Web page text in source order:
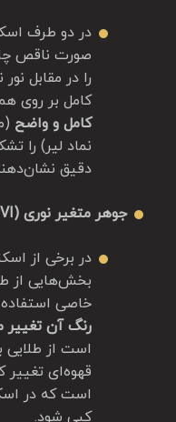
در دو طرف
صورت ناقص
را در مقابل
کامل بر روی
کامل و واضح
نماد لیر) را
دقیق
جوهر متغیر نوری (Optical Variable Ink – OVI):
در برخی از
بخش‌هایی از
خاصی استفاده
رنگ آن تغییر
است از طلایی
قهوه‌ای تغییر
است که در
کپی شود.